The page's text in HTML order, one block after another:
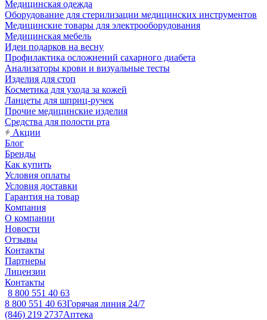
Медицинская одежда
Оборудование для стерилизации медицинских инструментов
Медицинские товары для электрооборудования
Медицинская мебель
Идеи подарков на весну
Профилактика осложнений сахарного диабета
Анализаторы крови и визуальные тесты
Изделия для стоп
Косметика для ухода за кожей
Ланцеты для шприц-ручек
Прочие медицинские изделия
Средства для полости рта
Акции
Блог
Бренды
Как купить
Условия оплаты
Условия доставки
Гарантия на товар
Компания
О компании
Новости
Отзывы
Контакты
Партнеры
Лицензии
Контакты
8 800 551 40 63
8 800 551 40 63Горячая линия 24/7
(846) 219 2737Аптека